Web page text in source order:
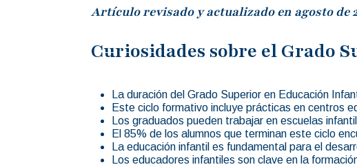
Artículo revisado y actualizado en agosto de
Curiosidades sobre el Grado
La duración del Grado Superior en Educación
Este ciclo formativo incluye prácticas en centros
Los graduados pueden trabajar en escuelas
El 85% de los alumnos que terminan este ciclo
La educación infantil es fundamental para el
Los educadores infantiles son clave en la